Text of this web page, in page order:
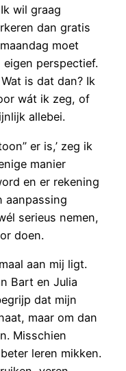
wil graag
dan gratis
moet
perspectief.
is dat dan? Ik
wát ik zeg, of
allebei.
er is,’ zeg ik
manier
en er rekening
aanpassing
serieus nemen,
doen.
aan mij ligt.
Bart en Julia
dat mijn
maar om dan
Misschien
leren mikken.